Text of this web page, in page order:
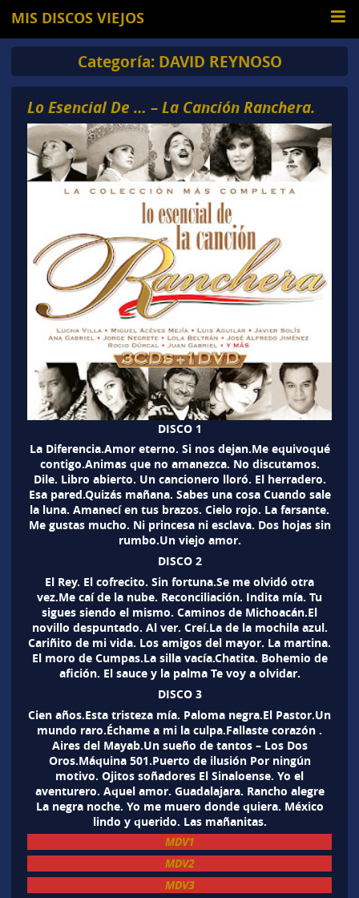
MIS DISCOS VIEJOS
Categoría: DAVID REYNOSO
Lo Esencial De … – La Canción Ranchera.
DISCO 1
La Diferencia.Amor eterno. Si nos dejan.Me equivoqué
contigo.Animas que no amanezca. No discutamos.
Dile. Libro abierto. Un cancionero lloró. El herradero.
Esa pared.Quizás mañana. Sabes una cosa Cuando sale
la luna. Amanecí en tus brazos. Cielo rojo. La farsante.
Me gustas mucho. Ni princesa ni esclava. Dos hojas sin
rumbo.Un viejo amor.
DISCO 2
El Rey. El cofrecito. Sin fortuna.Se me olvidó otra
vez.Me caí de la nube. Reconciliación. Indita mía. Tu
sigues siendo el mismo. Caminos de Michoacán.El
novillo despuntado. Al ver. Creí.La de la mochila azul.
Cariñito de mi vida. Los amigos del mayor. La martina.
El moro de Cumpas.La silla vacía.Chatita. Bohemio de
afición. El sauce y la palma Te voy a olvidar.
DISCO 3
Cien años.Esta tristeza mía. Paloma negra.El Pastor.Un
mundo raro.Échame a mi la culpa.Fallaste corazón .
Aires del Mayab.Un sueño de tantos – Los Dos
Oros.Máquina 501.Puerto de ilusión Por ningún
motivo. Ojitos soñadores El Sinaloense. Yo el
aventurero. Aquel amor. Guadalajara. Rancho alegre
La negra noche. Yo me muero donde quiera. México
lindo y querido. Las mañanitas.
MDV1
MDV2
MDV3